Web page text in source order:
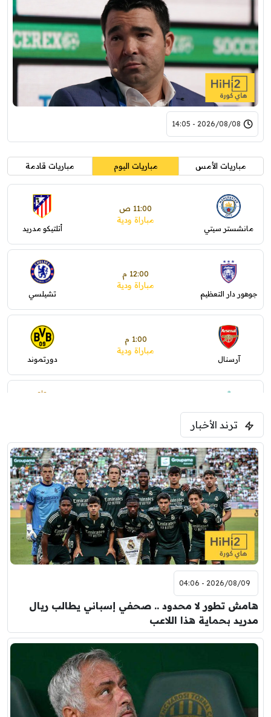
2026/08/08 - 14:05
مباريات الأمس مباريات اليوم مباريات قادمة
مانشستر سيتي
11:00 ص
مباراة ودية
أتلتيكو مدريد
جوهور دار التعظيم
12:00 م
مباراة ودية
تشيلسي
آرسنال
1:00 م
مباراة ودية
دورتموند
ليفربول
ترند الأخبار
2026/08/09 - 04:06
هامش تطور لا محدود .. صحفي إسباني يطالب ريال
مدريد بحماية هذا اللاعب